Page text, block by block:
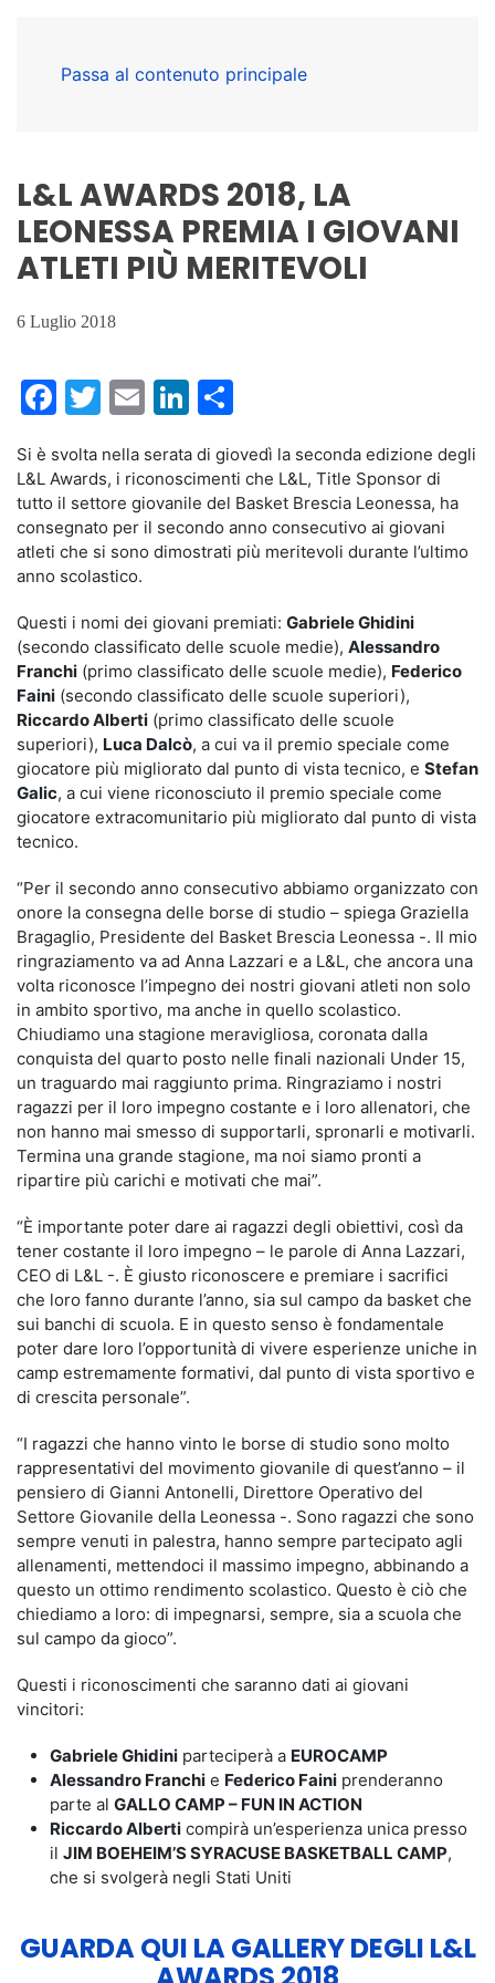
Passa al contenuto principale
L&L AWARDS 2018, LA
LEONESSA PREMIA I GIOVANI
ATLETI PIÙ MERITEVOLI
6 Luglio 2018
Facebook
Twitter
EmailLinkedIn
Si è svolta nella serata di giovedì la seconda edizione degli
L&L Awards, i riconoscimenti che L&L, Title Sponsor di
tutto il settore giovanile del Basket Brescia Leonessa, ha
consegnato per il secondo anno consecutivo ai giovani
atleti che si sono dimostrati più meritevoli durante l’ultimo
anno scolastico.
Questi i nomi dei giovani premiati: Gabriele Ghidini
(secondo classificato delle scuole medie), Alessandro
Franchi (primo classificato delle scuole medie), Federico
Faini (secondo classificato delle scuole superiori),
Riccardo Alberti (primo classificato delle scuole
superiori), Luca Dalcò, a cui va il premio speciale come
giocatore più migliorato dal punto di vista tecnico, e Stefan
Galic, a cui viene riconosciuto il premio speciale come
giocatore extracomunitario più migliorato dal punto di vista
tecnico.
“Per il secondo anno consecutivo abbiamo organizzato con
onore la consegna delle borse di studio – spiega Graziella
Bragaglio, Presidente del Basket Brescia Leonessa -. Il mio
ringraziamento va ad Anna Lazzari e a L&L, che ancora una
volta riconosce l’impegno dei nostri giovani atleti non solo
in ambito sportivo, ma anche in quello scolastico.
Chiudiamo una stagione meravigliosa, coronata dalla
conquista del quarto posto nelle finali nazionali Under 15,
un traguardo mai raggiunto prima. Ringraziamo i nostri
ragazzi per il loro impegno costante e i loro allenatori, che
non hanno mai smesso di supportarli, spronarli e motivarli.
Termina una grande stagione, ma noi siamo pronti a
ripartire più carichi e motivati che mai”.
“È importante poter dare ai ragazzi degli obiettivi, così da
tener costante il loro impegno – le parole di Anna Lazzari,
CEO di L&L -. È giusto riconoscere e premiare i sacrifici
che loro fanno durante l’anno, sia sul campo da basket che
sui banchi di scuola. E in questo senso è fondamentale
poter dare loro l’opportunità di vivere esperienze uniche in
camp estremamente formativi, dal punto di vista sportivo e
di crescita personale”.
“I ragazzi che hanno vinto le borse di studio sono molto
rappresentativi del movimento giovanile di quest’anno – il
pensiero di Gianni Antonelli, Direttore Operativo del
Settore Giovanile della Leonessa -. Sono ragazzi che sono
sempre venuti in palestra, hanno sempre partecipato agli
allenamenti, mettendoci il massimo impegno, abbinando a
questo un ottimo rendimento scolastico. Questo è ciò che
chiediamo a loro: di impegnarsi, sempre, sia a scuola che
sul campo da gioco”.
Questi i riconoscimenti che saranno dati ai giovani
vincitori:
Gabriele Ghidini parteciperà a EUROCAMP
Alessandro Franchi e Federico Faini prenderanno
parte al GALLO CAMP – FUN IN ACTION
Riccardo Alberti compirà un’esperienza unica presso
il JIM BOEHEIM’S SYRACUSE BASKETBALL CAMP,
che si svolgerà negli Stati Uniti
GUARDA QUI LA GALLERY DEGLI L&L